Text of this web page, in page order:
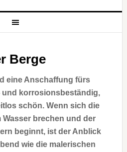
Berge
eine Anschaffung fürs
und korrosionsbeständig,
schön. Wenn sich die
brechen und der
beginnt, ist der Anblick
wie die malerischen